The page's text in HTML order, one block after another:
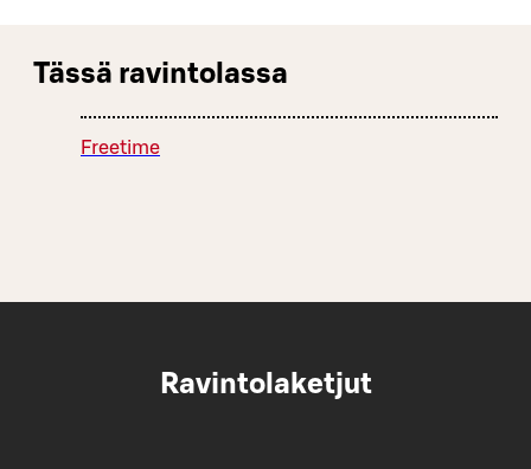
Tässä ravintolassa
Freetime
Ravintolaketjut